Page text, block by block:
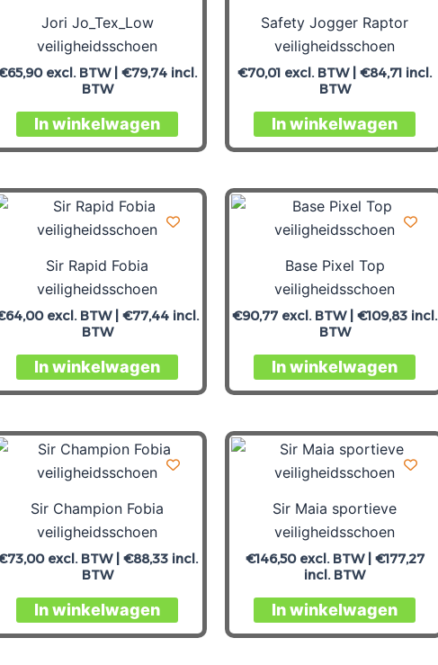
Jori Jo_Tex_Low
veiligheidsschoen
65,90excl. BTW | €79,74 incl.
BTW
In winkelwagen
Safety Jogger Raptor
veiligheidsschoen
€70,01 excl. BTW | €84,71 incl.
BTW
In winkelwagen
Sir Rapid Fobia
veiligheidsschoen
64,00excl. BTW | €77,44 incl.
BTW
In winkelwagen
Base Pixel Top
veiligheidsschoen
€90,77 excl. BTW | €109,83 incl.
BTW
In winkelwagen
Sir Champion Fobia
veiligheidsschoen
73,00excl. BTW | €88,33incl.
BTW
In winkelwagen
Sir Maia sportieve
veiligheidsschoen
€146,50excl. BTW | €177,27
incl. BTW
In winkelwagen